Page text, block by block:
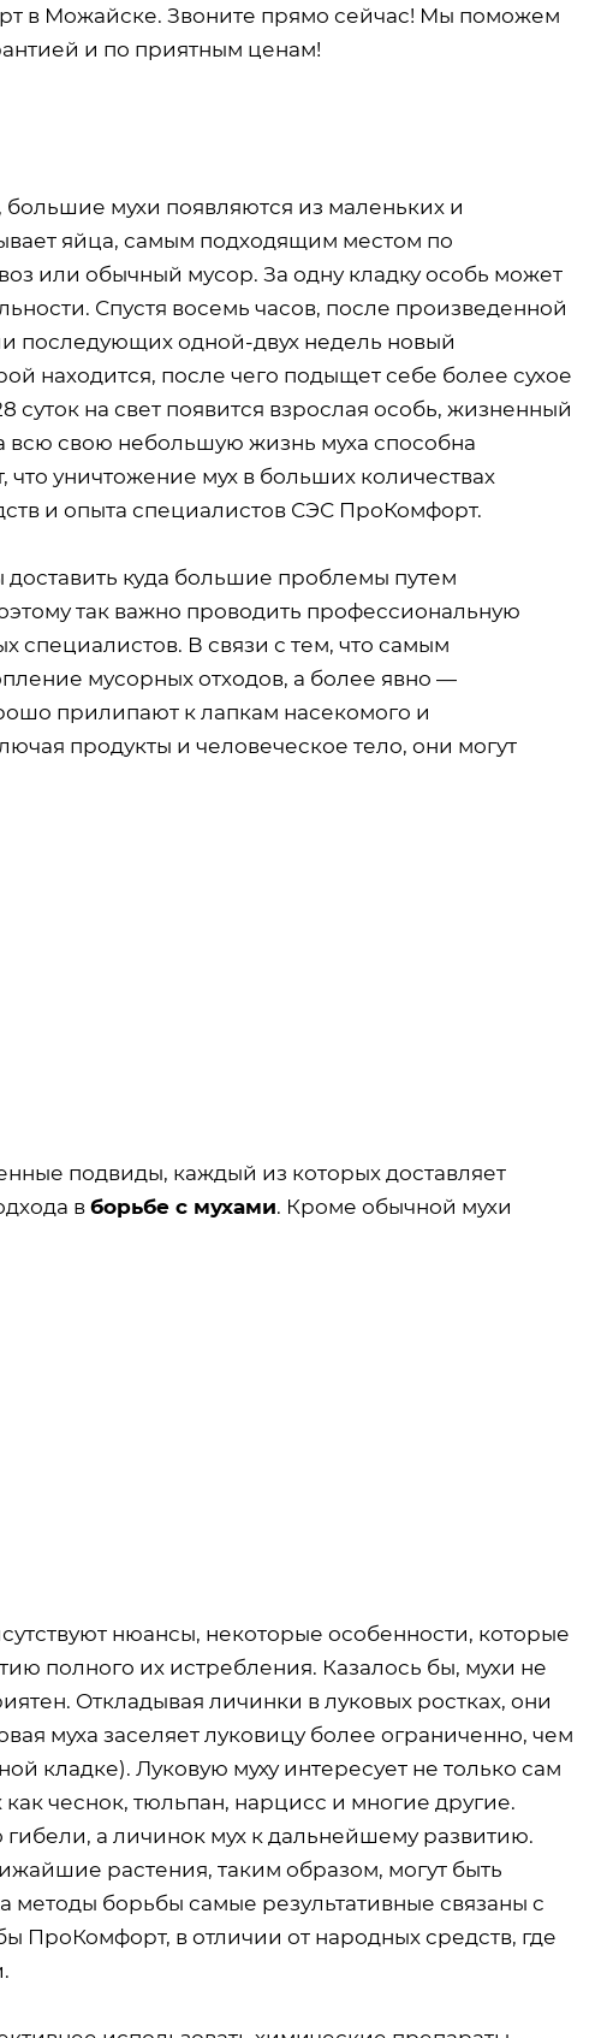
в Можайске. Звоните прямо сейчас! Мы поможем
и по приятным ценам!
мухи появляются из маленьких и
яйца, самым подходящим местом по
или обычный мусор. За одну кладку особь может
Спустя восемь часов, после произведенной
последующих одной-двух недель новый
находится, после чего подыщет себе более сухое
суток на свет появится взрослая особь, жизненный
всю свою небольшую жизнь муха способна
что уничтожение мух в больших количествах
и опыта специалистов СЭС ПроКомфорт.
куда большие проблемы путем
так важно проводить профессиональную
В связи с тем, что самым
мусорных отходов, а более явно —
прилипают к лапкам насекомого и
продукты и человеческое тело, они могут
подвиды, каждый из которых доставляет
в борьбе с мухами. Кроме обычной мухи
нюансы, некоторые особенности, которые
полного их истребления. Казалось бы, мухи не
Откладывая личинки в луковых ростках, они
муха заселяет луковицу более ограниченно, чем
кладке). Луковую муху интересует не только сам
чеснок, тюльпан, нарцисс и многие другие.
а личинок мух к дальнейшему развитию.
растения, таким образом, могут быть
методы борьбы самые результативные связаны с
ПроКомфорт, в отличии от народных средств, где